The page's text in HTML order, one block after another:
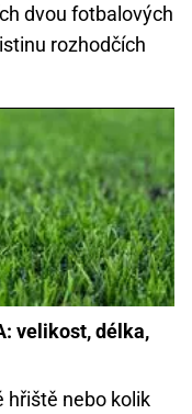
dvou fotbalových
rozhodčích
velikost, délka,
hřiště nebo kolik